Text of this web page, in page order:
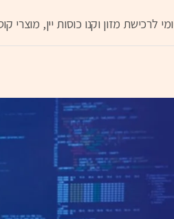
לרכישת מזון וקנו כוסות יין, מוצרי